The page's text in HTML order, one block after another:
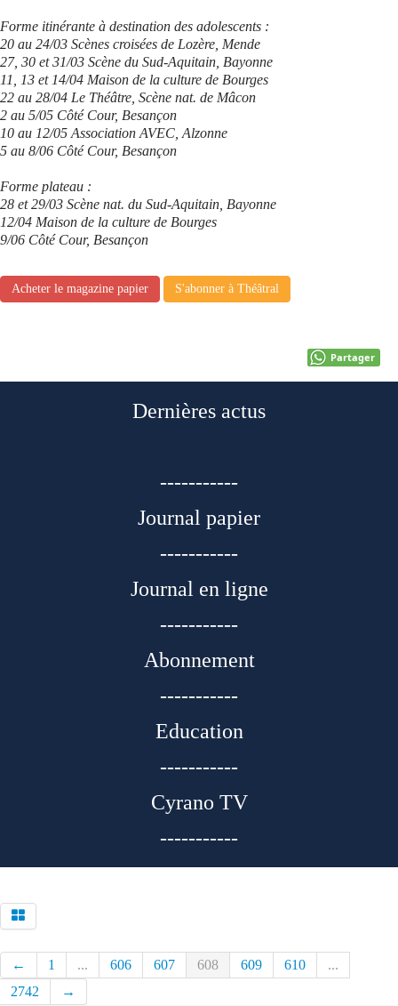
Forme itinérante à destination des adolescents :
20 au 24/03 Scènes croisées de Lozère, Mende
27, 30 et 31/03 Scène du Sud-Aquitain, Bayonne
11, 13 et 14/04 Maison de la culture de Bourges
22 au 28/04 Le Théâtre, Scène nat. de Mâcon
2 au 5/05 Côté Cour, Besançon
10 au 12/05 Association AVEC, Alzonne
5 au 8/06 Côté Cour, Besançon
Forme plateau :
28 et 29/03 Scène nat. du Sud-Aquitain, Bayonne
12/04 Maison de la culture de Bourges
9/06 Côté Cour, Besançon
Acheter le magazine papier S'abonner à Théâtral
Partager
Dernières actus
-----------
Journal papier
-----------
Journal en ligne
-----------
Abonnement
-----------
Education
-----------
Cyrano TV
-----------
← 1 ... 606 607 608 609 610
...
2742
→